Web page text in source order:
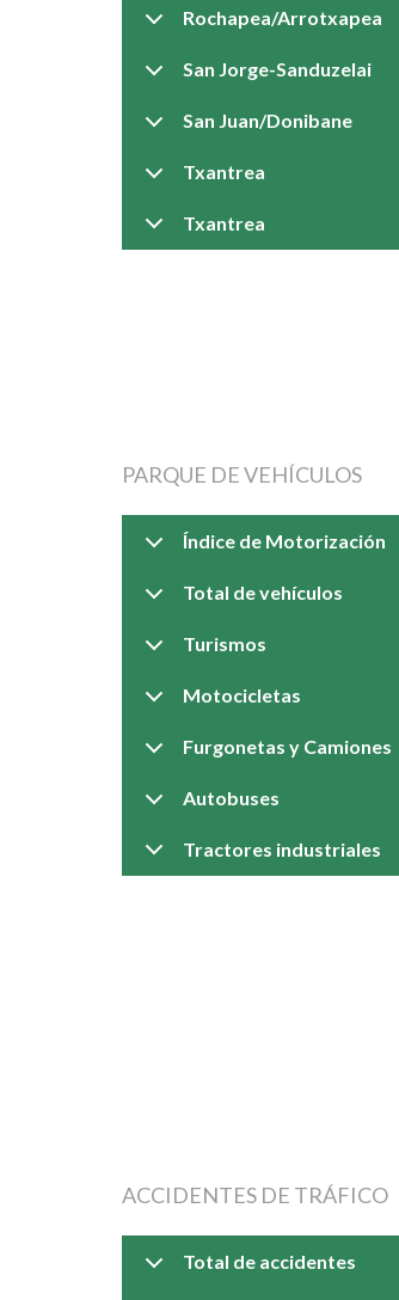
Rochapea/Arrotxapea
San Jorge-Sanduzelai
San Juan/Donibane
Txantrea
Txantrea
PARQUE DE VEHÍCULOS
Índice de Motorización
Total de vehículos
Turismos
Motocicletas
Furgonetas y Camiones
Autobuses
Tractores industriales
ACCIDENTES DE TRÁFICO
Total de accidentes